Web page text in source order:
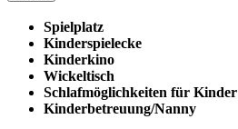
Spielplatz
Kinderspielecke
Kinderkino
Wickeltisch
Schlafmöglichkeiten für Kinder
Kinderbetreuung/Nanny